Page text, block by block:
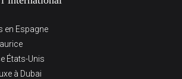
en Espagne
États-Unis
à Dubai